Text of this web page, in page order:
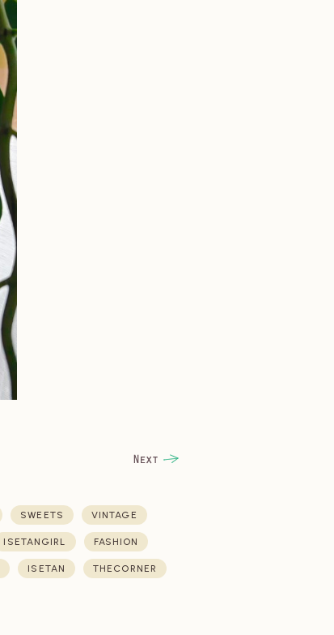
SWEETS VINTAGE
ISETANGIRL FASHION
ISETAN THECORNER